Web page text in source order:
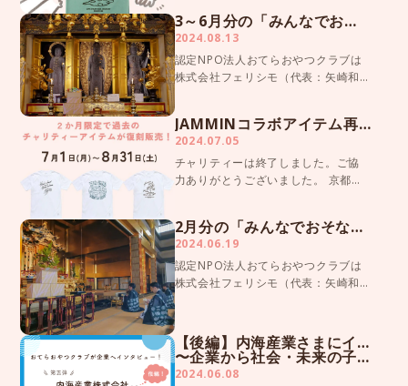
ンブランド「JAMMIN（ジャミン）」
と連携し、お客さまが購入したTシャ
ツを、おてらおやつ […]
3～6月分の「みんなでおそなえギフト」を配送しました
2024.08.13
認定NPO法人おてらおやつクラブは
株式会社フェリシモ（代表：矢崎和
ギフト」プロジェクトを2022年10月
から開始しています。 皆さまにご協
力いただき、これまでに総計1,330箱
の「おそなえ […]
JAMMINコラボアイテム再販！真夏におやつTシャツを
2024.07.05
チャリティーは終了しました。ご協
力ありがとうございました。 京都発
定NPO法人おてらおやつクラブのコ
ラボアイテムを7月1日（月）から8月
31日（土）ま […]
2月分の「みんなでおそなえギフト」を配送しました
2024.06.19
認定NPO法人おてらおやつクラブは
株式会社フェリシモ（代表：矢崎和
彦）と協働し、「みんなでおそなえ
ギフト」プロジェクトを2022年10月
から開始しています。 皆さまにご協
力いただき、これまでに総計1,065箱
の「おそなえ […]
【後編】内海産業さまにインタビュー
〜企業から社会・未来の子どもたちへ〜
2024.06.08